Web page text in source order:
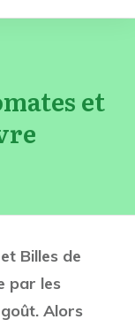
et
Billes de
par les
Alors